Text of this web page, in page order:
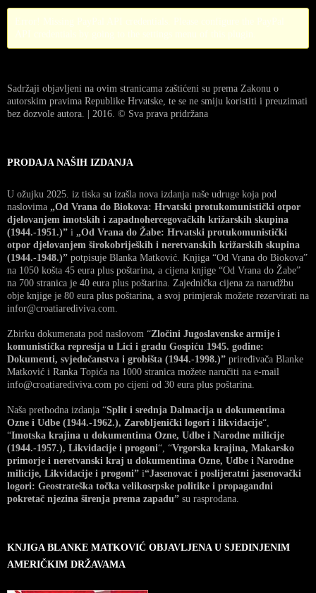
Sadržaji objavljeni na ovim stranicama zaštićeni su prema Zakonu o
autorskim pravima Republike Hrvatske, te se ne smiju koristiti i preuzimati
bez dozvole autora. | 2016. © Sva prava pridržana
PRODAJA NAŠIH IZDANJA
U ožujku 2025. iz tiska su izašla nova izdanja naše udruge koja pod
naslovima „Od Vrana do Biokova: Hrvatski protukomunistički otpor
djelovanjem imotskih i zapadnohercegovačkih križarskih skupina
(1944.-1951.)” i „Od Vrana do Žabe: Hrvatski protukomunistički
otpor djelovanjem širokobrijeških i neretvanskih križarskih skupina
(1944.-1948.)” potpisuje Blanka Matković. Knjiga “Od Vrana do Biokova”
na 1050 košta 45 eura plus poštarina, a cijena knjige “Od Vrana do Žabe”
na 700 stranica je 40 eura plus poštarina. Zajednička cijena za narudžbu
obje knjige je 80 eura plus poštarina, a svoj primjerak možete rezervirati na
infor@croatiarediviva.com.
Zbirku dokumenata pod naslovom “Zločini Jugoslavenske armije i
komunistička represija u Lici i gradu Gospiću 1945. godine:
Dokumenti, svjedočanstva i grobišta (1944.-1998.)” priređivača Blanke
Matković i Ranka Topića na 1000 stranica možete naručiti na e-mail
info@croatiarediviva.com po cijeni od 30 eura plus poštarina.
Naša prethodna izdanja “Split i srednja Dalmacija u dokumentima
Ozne i Udbe (1944.-1962.), Zarobljenički logori i likvidacije“,
“Imotska krajina u dokumentima Ozne, Udbe i Narodne milicije
(1944.-1957.), Likvidacije i progoni“, “Vrgorska krajina, Makarsko
primorje i neretvanski kraj u dokumentima Ozne, Udbe i Narodne
milicije, Likvidacije i progoni” i“Jasenovac i poslijeratni jasenovački
logori: Geostrateška točka velikosrpske politike i propagandni
pokretač njezina širenja prema zapadu” su rasprodana.
KNJIGA BLANKE MATKOVIĆ OBJAVLJENA U SJEDINJENIM
AMERIČKIM DRŽAVAMA